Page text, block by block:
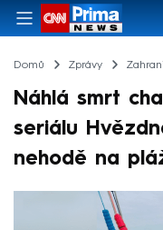
Domů Zprávy
Náhlá smrt
seriálu
nehodě na